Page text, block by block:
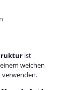
ist
weichen
verwenden.